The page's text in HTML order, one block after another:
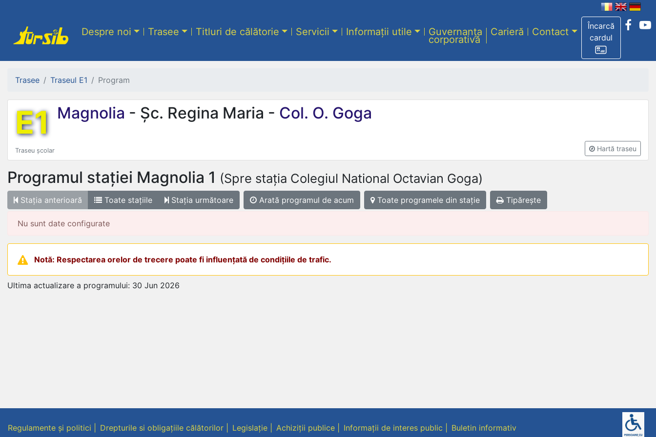
Încarcă
cardul
Despre noi Trasee Titluri de călătorie Servicii Informații utile Guvernanța
corporativă
Carieră Contact
Trasee Traseul E1 Program
E1 Magnolia - Șc. Regina Maria - Col. O. Goga
Traseu școlar Hartă traseu
Programul stației Magnolia 1 (Spre stația Colegiul National Octavian Goga)
Stația anterioară Toate stațiile Stația următoare Arată programul de acum Toate programele din stație Tipărește
Nu sunt date configurate
Notă: Respectarea orelor de trecere poate fi influențată de condițiile de trafic.
Ultima actualizare a programului: 30 Jun 2026
Regulamente și politici Drepturile si obligațiile călătorilor Legislație Achiziții publice Informații de interes public Buletin informativ